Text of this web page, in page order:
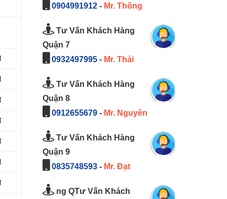
0904991912- Mr. Thông
Tư Vấn Khách Hàng
Quận 7
0932497995- Mr. Thái
Tư Vấn Khách Hàng
Quận 8
0912655679- Mr. Nguyên
Tư Vấn Khách Hàng
Quận 9
0835748593- Mr. Đạt
ng QTư Vấn Khách